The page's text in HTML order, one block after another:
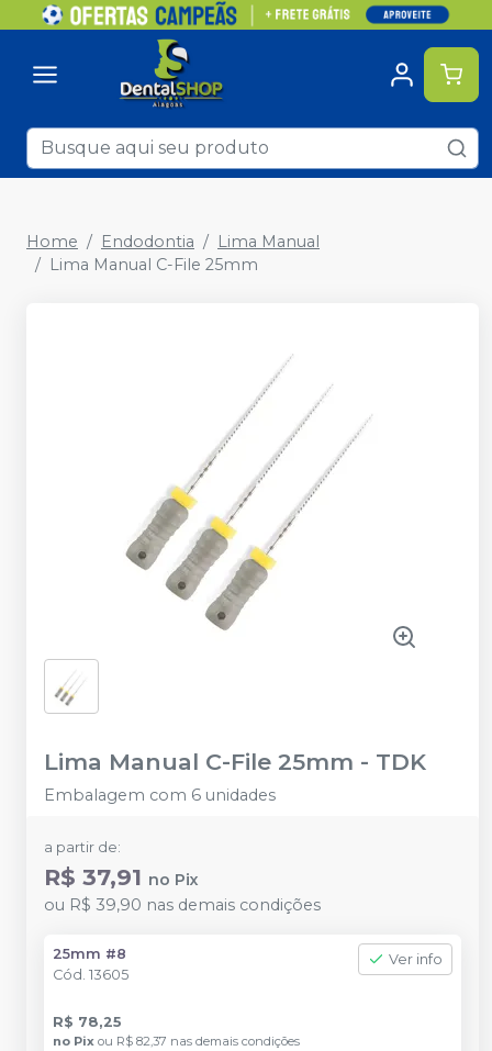
Home Endodontia
Lima Manual
Lima Manual C-File 25mm
Lima Manual C-File 25mm - TDK
Embalagem com 6 unidades
a partir de:
R$ 37,91 no Pix
ou R$ 39,90 nas demais condições
25mm #8
Cód. 13605
Ver info
R$ 78,25
no Pix ou R$ 82,37 nas demais condições